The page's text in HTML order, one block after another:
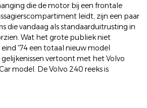
die de motor bij een frontale
leidt, zijn een paar
die vandaag als standaarduitrusting in
Wat het grote publiek niet
'74 een totaal nieuw model
vertoont met het Volvo
model. De Volvo 240 reeks is